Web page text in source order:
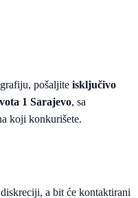
, pošaljite isključivo
1 Sarajevo, sa
koji konkurišete.
a bit će kontaktirani